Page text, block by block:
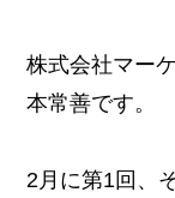
株式会社マー
本常善です。
2月に第1回、